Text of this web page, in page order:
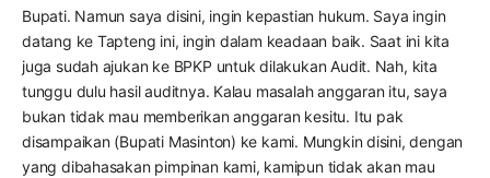
Bupati. Namun saya disini, ingin kepastian hukum. Saya ingin
datang ke Tapteng ini, ingin dalam keadaan baik. Saat ini kita
juga sudah ajukan ke BPKP untuk dilakukan Audit. Nah, kita
tunggu dulu hasil auditnya. Kalau masalah anggaran itu, saya
bukan tidak mau memberikan anggaran kesitu. Itu pak
disampaikan (Bupati Masinton) ke kami. Mungkin disini, dengan
yang dibahasakan pimpinan kami, kamipun tidak akan mau